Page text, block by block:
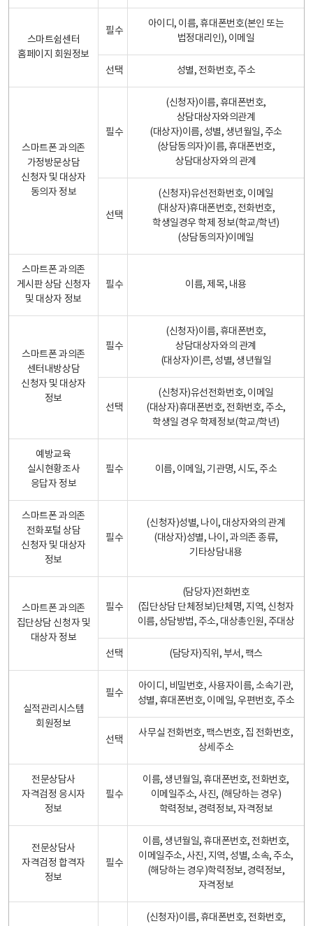
스마트쉼센터
홈페이지 회원정보
필수
아이디, 이름, 휴대폰번호(본인 또는
법정대리인), 이메일
선택 성별, 전화번호, 주소
스마트폰 과의존
가정방문상담
신청자 및 대상자
동의자 정보
필수
(신청자)이름, 휴대폰번호,
상담대상자와의관계
(대상자)이름, 성별, 생년월일, 주소
(상담동의자)이름, 휴대폰번호,
상담대상자와의 관계
선택
(신청자)유선전화번호, 이메일
(대상자)휴대폰번호, 전화번호,
학생일경우 학제 정보(학교/학년)
(상담동의자)이메일
스마트폰 과의존
게시판 상담 신청자
및 대상자 정보
필수 이름, 제목, 내용
스마트폰 과의존
센터내방상담
신청자 및 대상자
정보
필수
(신청자)이름, 휴대폰번호,
상담대상자와의 관계
(대상자)이른, 성별, 생년월일
선택
(신청자)유선전화번호, 이메일
(대상자)휴대폰번호, 전화번호, 주소,
학생일 경우 학제정보(학교/학년)
예방교육
실시현황조사
응답자 정보
필수 이름, 이메일, 기관명, 시도, 주소
스마트폰 과의존
전화포털 상담
신청자 및 대상자
정보
필수
(신청자)성별, 나이, 대상자와의 관계
(대상자)성별, 나이, 과의존 종류,
기타상담내용
스마트폰 과의존
집단상담 신청자 및
대상자 정보
필수
(담당자)전화번호
(집단상담 단체정보)단체명, 지역, 신청자
이름, 상담방법, 주소, 대상총인원, 주대상
선택 (담당자)직위, 부서, 팩스
실적관리시스템
회원정보
필수
아이디, 비밀번호, 사용자이름, 소속기관,
성별, 휴대폰번호, 이메일, 우편번호, 주소
선택
사무실 전화번호, 팩스번호, 집 전화번호,
상세주소
전문상담사
자격검정 응시자
정보
필수
이름, 생년월일, 휴대폰번호, 전화번호,
이메일주소, 사진, (해당하는 경우)
학력정보, 경력정보, 자격정보
전문상담사
자격검정 합격자
정보
필수
이름, 생년월일, 휴대폰번호, 전화번호,
이메일주소, 사진, 지역, 성별, 소속, 주소,
(해당하는 경우)학력정보, 경력정보,
자격정보
(신청자)이름, 휴대폰번호, 전화번호,